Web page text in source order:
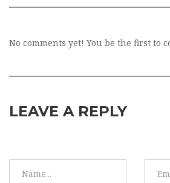
No comments yet! You be the first to
LEAVE A REPLY